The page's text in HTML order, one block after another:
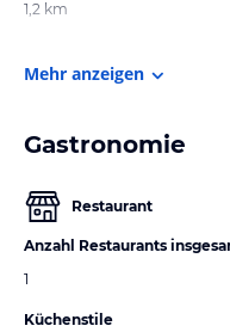
1,2 km
Mehr anzeigen
Gastronomie
Restaurant
Anzahl Restaurants
1
Küchenstile